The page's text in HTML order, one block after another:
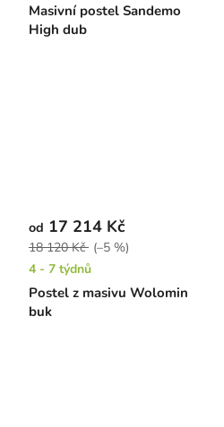
Masivní postel Sandemo
High dub
Postel z masivu Wolomin
buk
od 17 214 Kč
18 120 Kč (–5 %)
4 - 7 týdnů